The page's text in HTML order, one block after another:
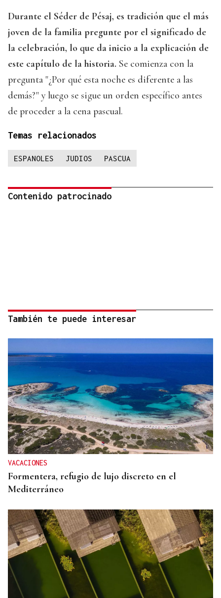
Durante el Séder de Pésaj, es tradición que el más
joven de la familia pregunte por el significado de
la celebración, lo que da inicio a la explicación de
este capítulo de la historia. Se comienza con la
pregunta "¿Por qué esta noche es diferente a las
demás?" y luego se sigue un orden específico antes
de proceder a la cena pascual.
Temas relacionados
ESPANOLES JUDIOS PASCUA
Contenido patrocinado
También te puede interesar
VACACIONES
Formentera, refugio de lujo discreto en el
Mediterráneo